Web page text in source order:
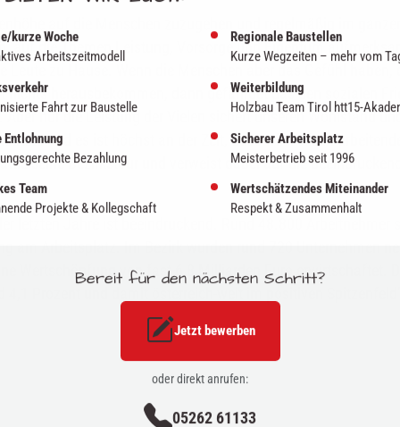
auf die Menschen zuzugehen und regelmäßig im
auf die Themen Leistung, Vorsorge und Eigentum
Leute zu Hause. Wenn die Menschen aber das Gefühl
nichts herausbekommen, dann gefährdet das den sozialen
nur die Leistung der Vielen sichert unseren Wohlstand
und es ist höchst an der Zeit, dass wir Vollzeit
seine Bezirkstour und verweist dabei auf die
letzten Jahre ist beeindruckend. Rund 48.800 Arbeitnehmer
am Arbeitsplatz. Im Bezirk wurden rund 720 Unternehmen
Wertschöpfung von fast 6,8 Milliarden Euro erwirtschaftet.
4,1 Prozent und damit österreich-weit im positiven
kurze Woche
Arbeitszeitmodell
Fahrt zur Baustelle
Entlohnung
Bezahlung
Team
Projekte & Kollegschaft
Regionale Baustellen
Kurze Wegzeiten – mehr vom
Weiterbildung
Holzbau Team Tirol htt15-
Sicherer Arbeitsplatz
Meisterbetrieb seit 1996
Wertschätzendes Miteinander
Respekt & Zusammenhalt
Bereit für den nächsten Schritt?
Jetzt bewerben
oder direkt anrufen:
05262 61133